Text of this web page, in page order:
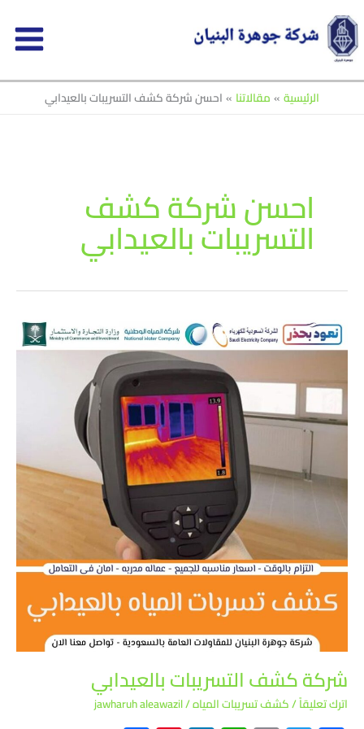
تخطي
إلى
المحتوى
الرئيسية
مقالاتنا احسن شركة كشف التسريبات بالعيدابي
احسن شركة كشف
التسريبات بالعيدابي
شركة كشف التسريبات بالعيدابي
اترك تعليقاً/كشف تسريبات المياه/
jawharuh aleawazil
شركة
التسريبات
بالعيدابي